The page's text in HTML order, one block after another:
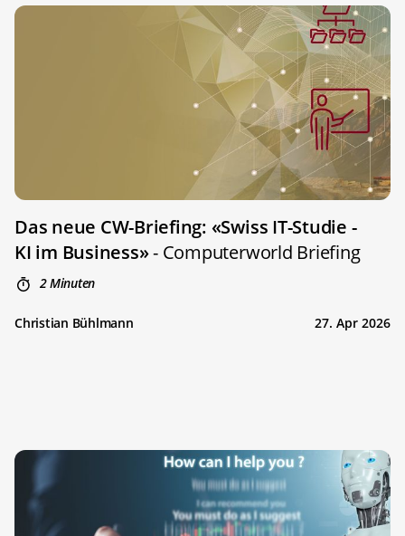
Das neue CW-Briefing: «Swiss IT-Studie -
KI im Business»- Computerworld Briefing
2 Minuten
Christian Bühlmann 27. Apr 2026